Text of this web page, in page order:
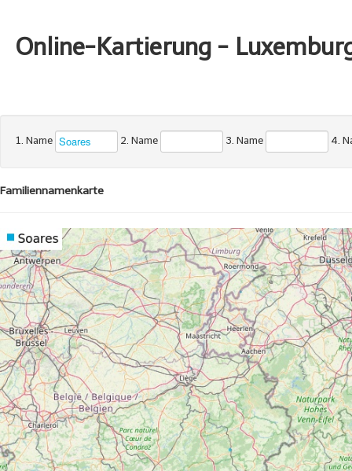
Online-Kartierung -
1. Name 2. Name 3. Name 4.
Familiennamenkarte